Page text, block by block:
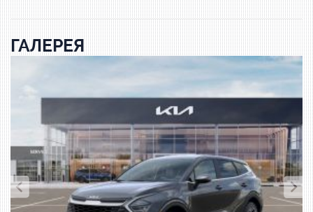
ГАЛЕРЕЯ